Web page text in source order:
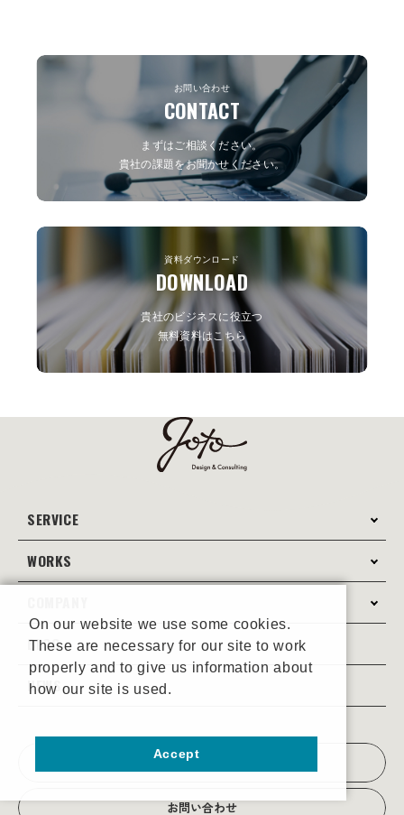
資料ダウンロード
DOWNLOAD
貴社のビジネスに役立つ
無料資料はこちら
お問い合わせ
CONTACT
まずはご相談ください。
貴社の課題をお聞かせください。
SERVICE
サービス案内
Webサイト制作
Webサイト支援
Web広告･SEO対策
WORKS
Web
グラフィック
会社案内
会社概要
BLOG
JOTOブログ
NEWS
資料請求
お問い合わせ
On our website we use some cookies.
These are necessary for our site to work
properly and to give us information about
how our site is used.
Accept